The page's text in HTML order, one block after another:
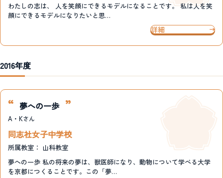
わたしの志は、 人を笑顔にできるモデルになることです。 私は人を笑
顔にできるモデルになりたいと思…
詳細
2016年度
夢への一歩
A・Kさん
同志社女子中学校
所属教室： 山科教室
夢への一歩 私の将来の夢は、獣医師になり、動物について学べる大学
を京都につくることです。この「夢…